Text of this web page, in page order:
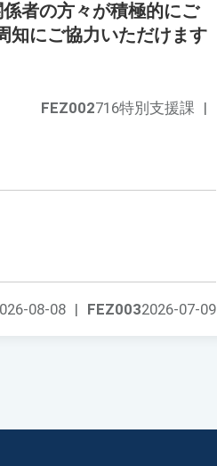
者の方々が積極的にご
知にご協力いただけます
FEZ002716特別支援課 |
FEZ0032026-07-09
08-08 |